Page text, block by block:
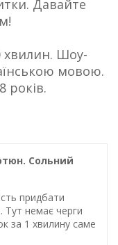
Давайте
хвилин. Шоу-
мовою.
років.
Сольний
придбати
немає черги
за 1 хвилину саме